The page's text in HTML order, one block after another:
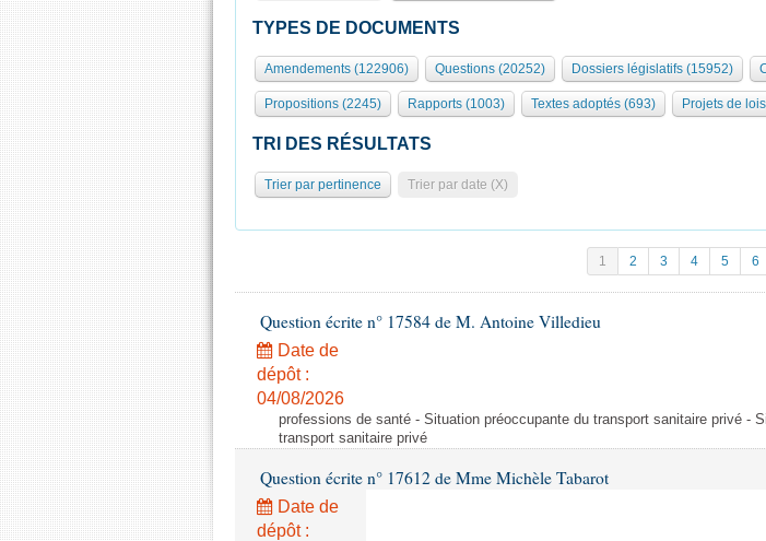
TYPES DE DOCUMENTS
Amendements (122906) Questions (20252) Dossiers législatifs (15952)
Propositions (2245) Rapports (1003) Textes adoptés (693) Projets de
TRI DES RÉSULTATS
Trier par pertinence Trier par date (X)
1 2 3 4 5 6
Question écrite n° 17584 de M. Antoine Villedieu
Date de
dépôt :
04/08/2026
professions de santé - Situation préoccupante du transport sanitaire privé -
transport sanitaire privé
Question écrite n° 17612 de Mme Michèle Tabarot
Date de
dépôt :